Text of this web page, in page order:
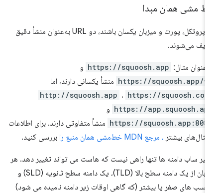
مشی همان مبدا
اگر پروتکل، پورت و میزبان یکسان باشند، دو URL به‌عنوان منشأ دقیق
می‌شوند.
عنوان مثال: https://squoosh.app و
https://squoosh.app/ منشأ یکسانی دارند، اما
http://squoosh.app ، https://squoosh.com
https:// و
https:// منشأ متفاوتی دارند. برای اطلاعات
بیشتر، مرجع MDN خط‌مشی همان منبع را بررسی کنید.
ساب دامنه ها تنها راهی نیست که هاست می تواند تغییر دهد. هر
میزبان از یک دامنه سطح بالا (TLD)، یک دامنه سطح ثانویه (SLD) و
های صفر یا بیشتر (که گاهی اوقات زیر دامنه نامیده می شود)